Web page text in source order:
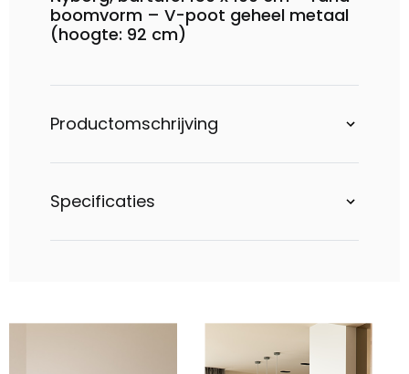
boomvorm – V-poot geheel metaal
(hoogte: 92 cm)
Productomschrijving
Specificaties